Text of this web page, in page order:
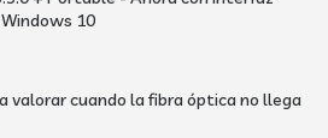
10
valorar cuando la fibra óptica no llega